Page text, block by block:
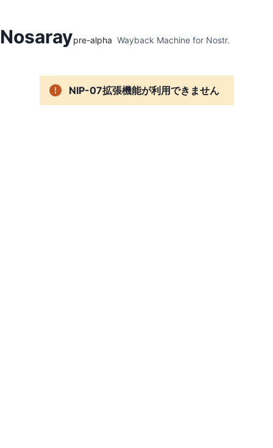
Nosaraypre-alpha Wayback Machine for Nostr.
NIP-07拡張機能が利用できません